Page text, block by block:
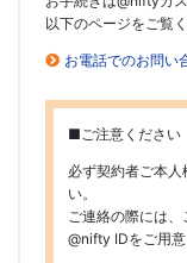
以下のページをご覧く
お電話でのお問い
■ご注意ください
必ず契約者ご本
い。
ご連絡の際には
@nifty IDをご用意